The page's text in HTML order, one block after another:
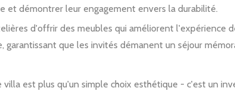
démontrer leur engagement envers la durabilité.
d'offrir des meubles qui améliorent l'expérience
que les invités démanent un séjour
est plus qu'un simple choix esthétique - c'est un